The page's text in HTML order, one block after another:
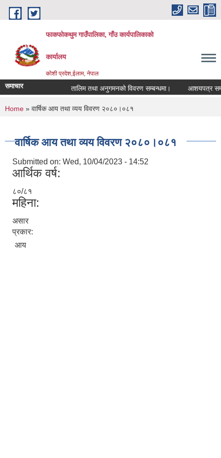
Skip to main content
फाकफोकथुम गाउँपालिका, गाँउ कार्यपालिकाको
कार्यालय
कोशी प्रदेश,ईलाम, नेपाल
समाचार तालिम तथा अनुगमनको विवरण सम्बन्धमा। आशयपत्र
You are here
Home » वार्षिक आय तथा व्यय विवरण २०८०।०८१
वार्षिक आय तथा व्यय विवरण २०८०।०८१
Submitted on: Wed, 10/04/2023 - 14:52
आर्थिक वर्ष:
८०/८१
महिना:
असार
प्रकार:
आय